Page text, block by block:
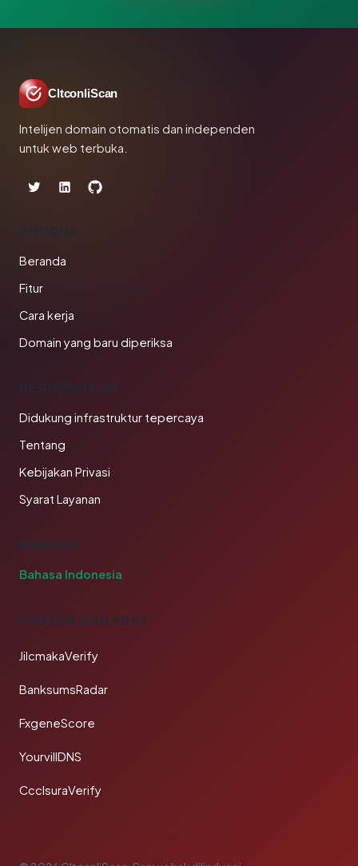
CltconliScan
Intelijen domain otomatis dan independen
untuk web terbuka.
PRODUK
Beranda
Fitur
Cara kerja
Domain yang baru diperiksa
PERUSAHAAN
Didukung infrastruktur tepercaya
Tentang
Kebijakan Privasi
Syarat Layanan
BAHASA
Bahasa Indonesia
TAUTAN SAHABAT
JilcmakaVerify
BanksumsRadar
FxgeneScore
YourvillDNS
CcclsuraVerify